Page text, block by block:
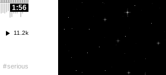
1:56
11.2k
serious